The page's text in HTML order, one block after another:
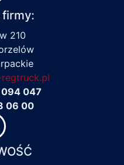
firmy:
210
047
06 00